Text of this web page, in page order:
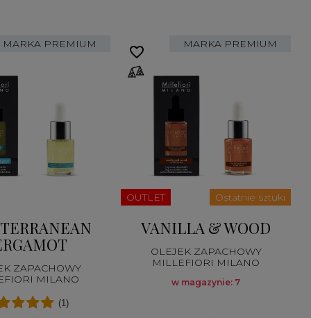
MARKA PREMIUM
ZAPACHOWY
MILANO
(1)
MARKA PREMIUM
OUTLET Ostatnie sztuki
VANILLA & WOOD
OLEJEK ZAPACHOWY
MILLEFIORI MILANO
w magazynie: 7
favorite_border